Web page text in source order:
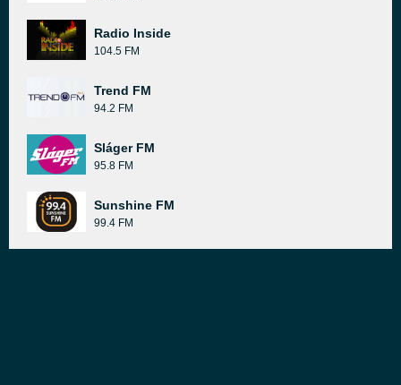
Radio Inside
104.5 FM
Trend FM
94.2 FM
Sláger FM
95.8 FM
Sunshine FM
99.4 FM